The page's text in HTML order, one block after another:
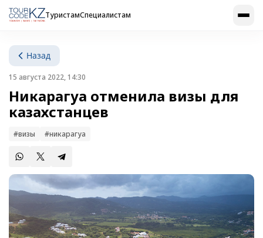
ТуристамСпециалистам
Назад
15 августа 2022, 14:30
Никарагуа отменила визы для
казахстанцев
#визы #никарагуа